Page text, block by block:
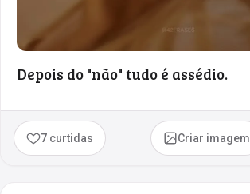
Depois do "não" tudo é assédio.
7 curtidas Criar imagem